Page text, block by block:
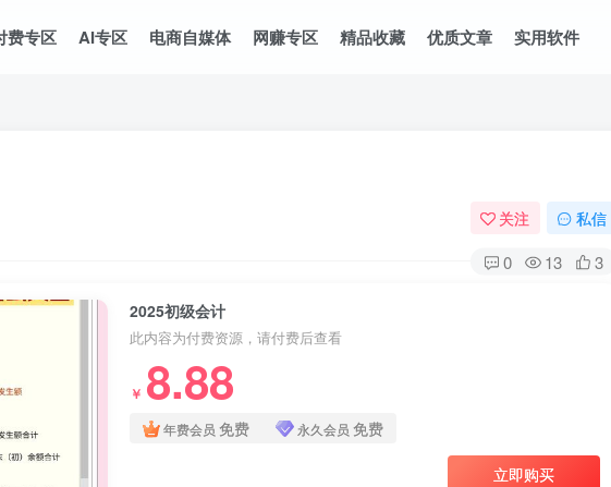
费专区 AI专区 电商自媒体 网赚专区 精品收藏 优质文章 实用软件
关注 私信
0 13 3
2025初级会计
此内容为付费资源，请付费后查看
￥ 8.88
年费会员 免费 永久会员 免费
立即购买